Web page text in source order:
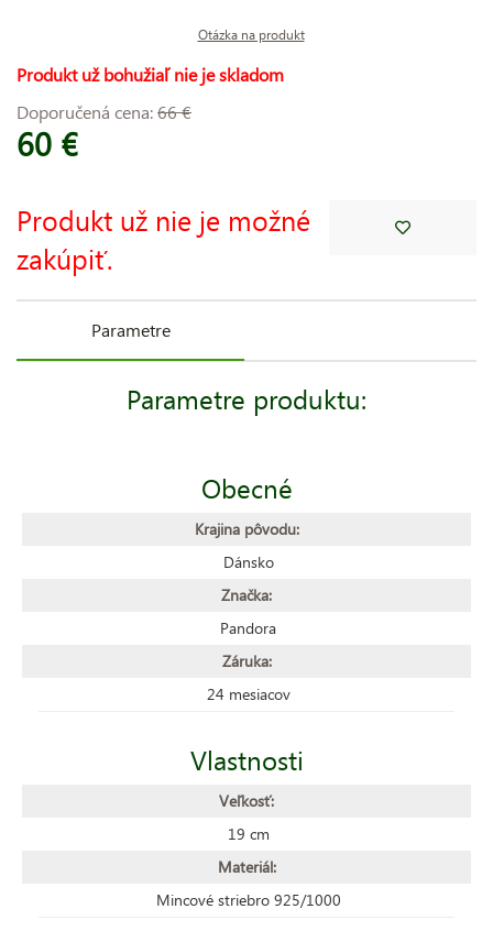
Otázka na produkt
Produkt už bohužiaľ nie je skladom
Doporučená cena:66 €
60 €
Produkt už nie je možné
zakúpiť.
Parametre
Parametre produktu:
Obecné
Krajina pôvodu:
Dánsko
Značka:
Pandora
Záruka:
24 mesiacov
Vlastnosti
Veľkosť:
19 cm
Materiál:
Mincové striebro 925/1000